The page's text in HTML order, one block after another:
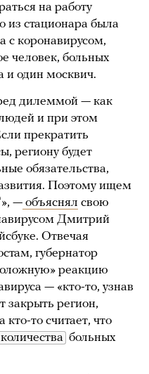
на работу
из стационара была
с коронавирусом,
человек, больных
и один москвич.
дилеммой — как
и при этом
прекратить
региону будет
обязательства,
Поэтому ищем
— объяснял свою
Дмитрий
Отвечая
губернатор
реакцию
— «кто-то, узнав
закрыть регион,
кто-то считает, что
больных